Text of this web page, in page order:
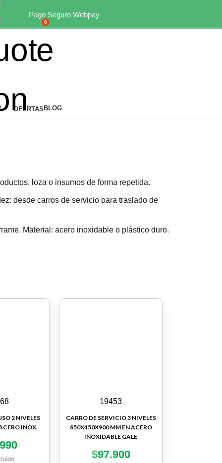
Valparaíso a Los Lagos
Pago Seguro Webpay
0
OFERTAS BLOG
loza o insumos de forma repetida.
desde carros de servicio para traslado de
Material: acero inoxidable o plástico duro.
2 NIVELES
INOX.
19453
CARRO DE SERVICIO 3 NIVELES
850X450X900 MM EN ACERO
INOXIDABLE GALE
$97.900